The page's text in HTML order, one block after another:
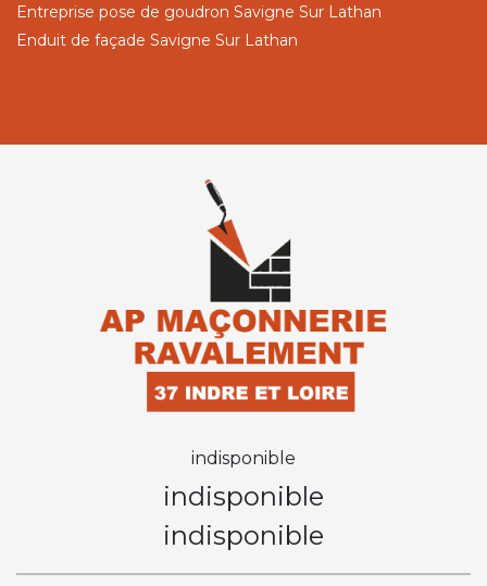
Entreprise pose de goudron Savigne Sur Lathan
Enduit de façade Savigne Sur Lathan
indisponible
indisponible
indisponible